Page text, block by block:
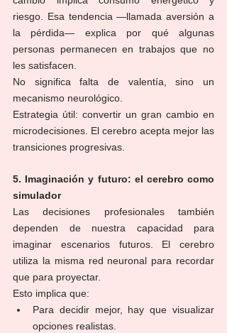
riesgo. Esa tendencia —llamada aversión a
la pérdida— explica por qué algunas
personas permanecen en trabajos que no
les satisfacen.
No significa falta de valentía, sino un
mecanismo neurológico.
Estrategia útil: convertir un gran cambio en
microdecisiones. El cerebro acepta mejor las
transiciones progresivas.
5. Imaginación y futuro: el cerebro como
simulador
Las decisiones profesionales también
dependen de nuestra capacidad para
imaginar escenarios futuros. El cerebro
utiliza la misma red neuronal para recordar
que para proyectar.
Esto implica que:
Para decidir mejor, hay que visualizar
opciones realistas.